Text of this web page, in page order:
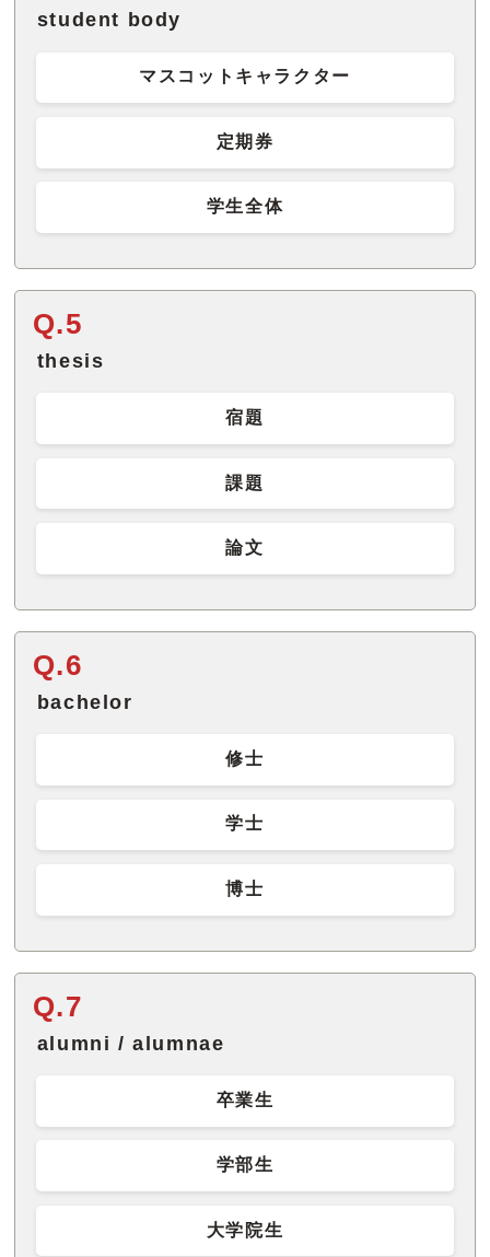
student body
マスコットキャラクター
定期券
学生全体
Q.5
thesis
宿題
課題
論文
Q.6
bachelor
修士
学士
博士
Q.7
alumni / alumnae
卒業生
学部生
大学院生